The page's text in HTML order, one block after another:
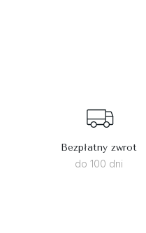
Bezpłatny zwrot
do 100 dni